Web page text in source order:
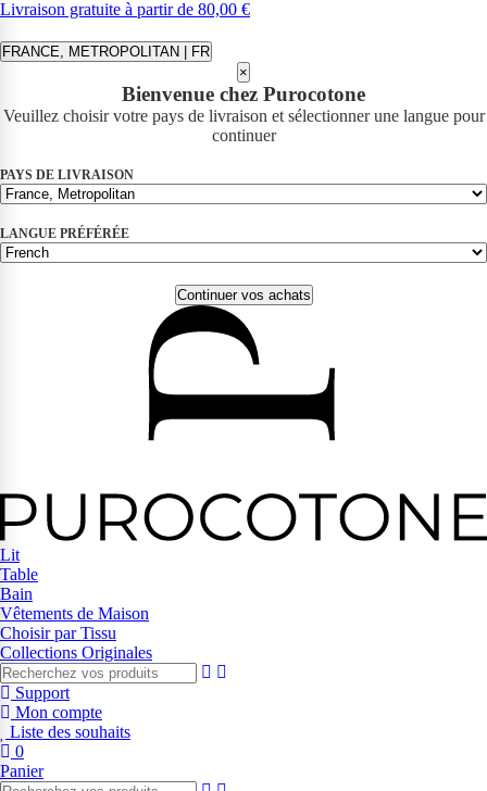
Livraison gratuite à partir de 80,00 €
FRANCE, METROPOLITAN | FR
×
Bienvenue chez Purocotone
Veuillez choisir votre pays de livraison et sélectionner une langue pour
continuer
PAYS DE LIVRAISON
LANGUE PRÉFÉRÉE
Continuer vos achats
Lit
Table
Bain
Vêtements de Maison
Choisir par Tissu
Collections Originales
Support
Mon compte
Liste des souhaits
0
Panier